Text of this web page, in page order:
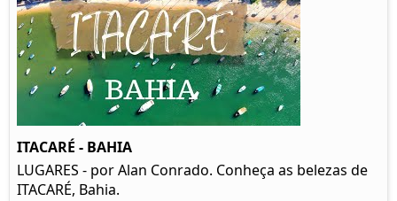
ITACARÉ - BAHIA
LUGARES - por Alan Conrado. Conheça as belezas de
ITACARÉ, Bahia.